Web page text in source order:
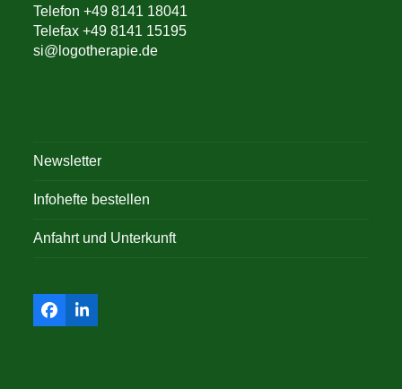
Telefon +49 8141 18041
Telefax +49 8141 15195
si@logotherapie.de
Newsletter
Infohefte bestellen
Anfahrt und Unterkunft
Facebook
LinkedIn